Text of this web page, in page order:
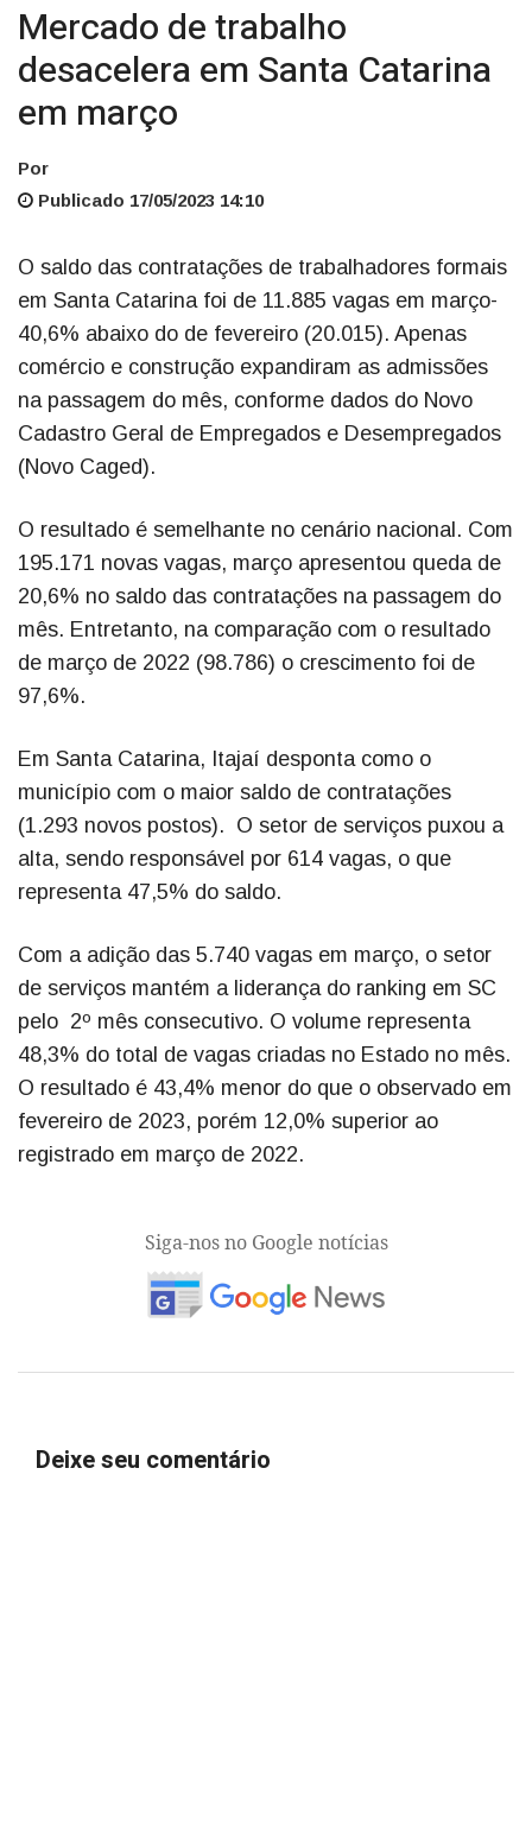
Mercado de trabalho
desacelera em Santa Catarina
em março
Por
Publicado 17/05/2023 14:10
O saldo das contratações de trabalhadores formais
em Santa Catarina foi de 11.885 vagas em março-
40,6% abaixo do de fevereiro (20.015). Apenas
comércio e construção expandiram as admissões
na passagem do mês, conforme dados do Novo
Cadastro Geral de Empregados e Desempregados
(Novo Caged).
O resultado é semelhante no cenário nacional. Com
195.171 novas vagas, março apresentou queda de
20,6% no saldo das contratações na passagem do
mês. Entretanto, na comparação com o resultado
de março de 2022 (98.786) o crescimento foi de
97,6%.
Em Santa Catarina, Itajaí desponta como o
município com o maior saldo de contratações
(1.293 novos postos). O setor de serviços puxou a
alta, sendo responsável por 614 vagas, o que
representa 47,5% do saldo.
Com a adição das 5.740 vagas em março, o setor
de serviços mantém a liderança do ranking em SC
pelo 2º mês consecutivo. O volume representa
48,3% do total de vagas criadas no Estado no mês.
O resultado é 43,4% menor do que o observado em
fevereiro de 2023, porém 12,0% superior ao
registrado em março de 2022.
Siga-nos no Google notícias
Deixe seu comentário